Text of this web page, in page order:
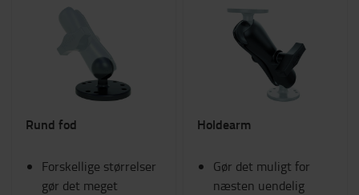
RAM Mount arme
Rund fod
Forskellige størrelser
gør det meget
Holdearm
Gør det muligt for
næsten uendelig